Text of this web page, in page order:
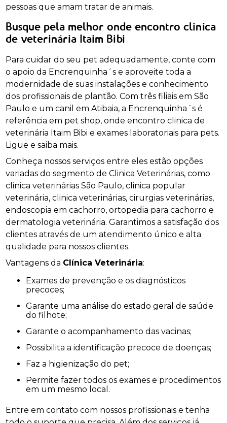
pessoas que amam tratar de animais.
Busque pela melhor onde encontro clinica
de veterinária Itaim Bibi
Para cuidar do seu pet adequadamente, conte com
o apoio da Encrenquinha´s e aproveite toda a
modernidade de suas instalações e conhecimento
dos profissionais de plantão. Com três filiais em São
Paulo e um canil em Atibaia, a Encrenquinha´s é
referência em pet shop, onde encontro clinica de
veterinária Itaim Bibi e exames laboratoriais para pets.
Ligue e saiba mais.
Conheça nossos serviços entre eles estão opções
variadas do segmento de Clinica Veterinárias, como
clinica veterinárias São Paulo, clinica popular
veterinária, clinica veterinárias, cirurgias veterinárias,
endoscopia em cachorro, ortopedia para cachorro e
dermatologia veterinária. Garantimos a satisfação dos
clientes através de um atendimento único e alta
qualidade para nossos clientes.
Vantagens da Clínica Veterinária:
Exames de prevenção e os diagnósticos
precoces;
Garante uma análise do estado geral de saúde
do filhote;
Garante o acompanhamento das vacinas;
Possibilita a identificação precoce de doenças;
Faz a higienização do pet;
Permite fazer todos os exames e procedimentos
em um mesmo local.
Entre em contato com nossos profissionais e tenha